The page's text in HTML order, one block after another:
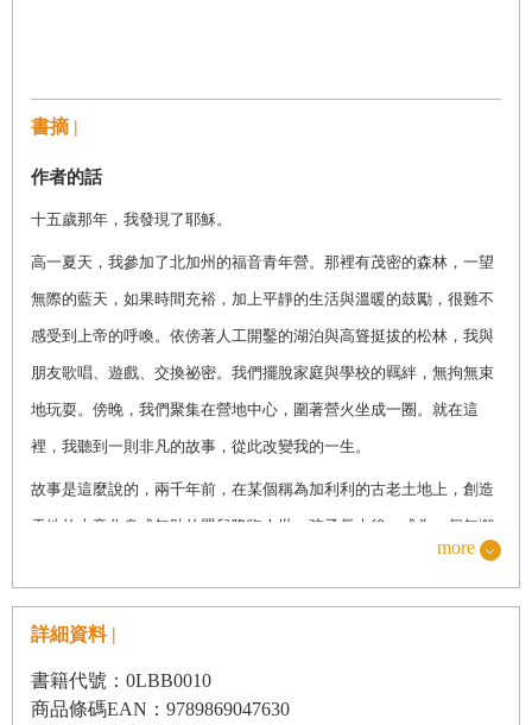
書摘 |
作者的話
十五歲那年，我發現了耶穌。
高一夏天，我參加了北加州的福音青年營。那裡有茂密的森林，一望
無際的藍天，如果時間充裕，加上平靜的生活與溫暖的鼓勵，很難不
感受到上帝的呼喚。依傍著人工開鑿的湖泊與高聳挺拔的松林，我與
朋友歌唱、遊戲、交換祕密。我們擺脫家庭與學校的羈絆，無拘無束
地玩耍。傍晚，我們聚集在營地中心，圍著營火坐成一圈。就在這
裡，我聽到一則非凡的故事，從此改變我的一生。
故事是這麼說的，兩千年前，在某個稱為加利利的古老土地上，創造
天地的上帝化身成無助的嬰兒降臨人世。孩子長大後，成為一個無懈
可擊之人。這個人就是基督，也就是人類的救主。他傳的道以及他所
猶太人釘死在十字架上。雖然他大可讓自己免於可怕的刑罰，但他還
是選擇一死。他的死至關重要，因為他的犧牲使人類得以免除原罪的
重擔。但故事並未結束，三天後，他死裡復活，顯現出崇高而神聖的
more
詳細資料 |
書籍代號：0LBB0010
商品條碼EAN：9789869047630